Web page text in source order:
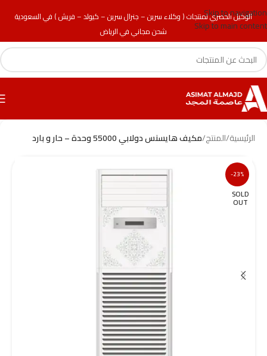
الوكيل الحصري لمنتجات ( وكلاء سرين – جنرال سرين – كيولد – فريش ) في السعودية
شحن مجاني في الرياض
Skip to navigation
Skip to main content
الرئيسية/المنتج/مكيف هايسنس دولابي 55000 وحدة – حار و بارد
-23%
SOLD
OUT